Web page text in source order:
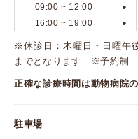
09:00 ~ 12:00
●
16:00 ~ 19:00 ●
※休診日：木曜日・日曜
までとなります ※予約制
正確な診療時間は動物病院
駐車場